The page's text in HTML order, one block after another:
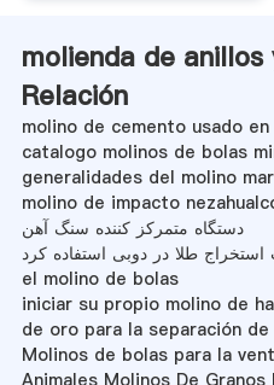
molienda de
Relación
molino de cemento usado
catalogo molinos de bolas
generalidades del molino
molino de impacto
دستگاه متمرکز کننده سنگ آهن
استخراج طلا در دوبی استفاده کرد
el molino de bolas
iniciar su propio molino de
de oro para la separación
Molinos de bolas para la
Animales Molinos De Granos